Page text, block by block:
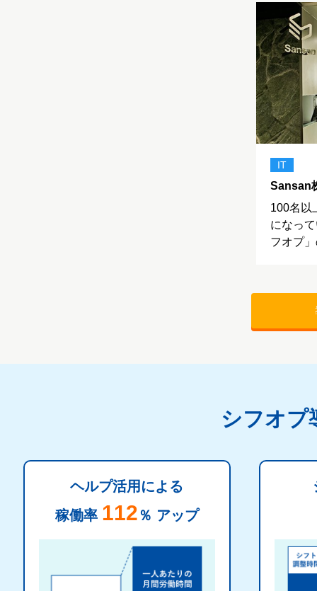
IT
Sansan
100名以
になっ
フオプ
シフオプ
ヘルプ活用による
稼働率 112 ％ アップ